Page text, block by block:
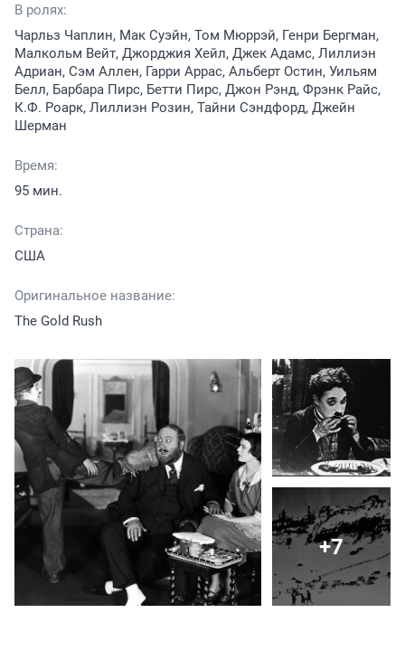
В ролях:
Чарльз Чаплин, Мак Суэйн, Том Мюррэй, Генри Бергман,
Малкольм Вейт, Джорджия Хейл, Джек Адамс, Лиллиэн
Адриан, Сэм Аллен, Гарри Аррас, Альберт Остин, Уильям
Белл, Барбара Пирс, Бетти Пирс, Джон Рэнд, Фрэнк Райс,
К.Ф. Роарк, Лиллиэн Розин, Тайни Сэндфорд, Джейн
Шерман
Время:
95 мин.
Страна:
США
Оригинальное название:
The Gold Rush
+7